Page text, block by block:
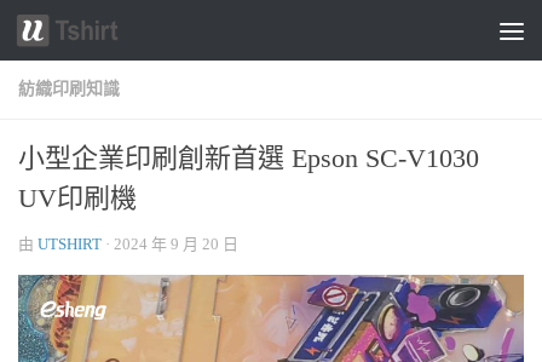
跳轉至內容
紡織印刷知識
小型企業印刷創新首選 Epson SC-V1030
UV印刷機
由 UTSHIRT · 2024 年 9 月 20 日